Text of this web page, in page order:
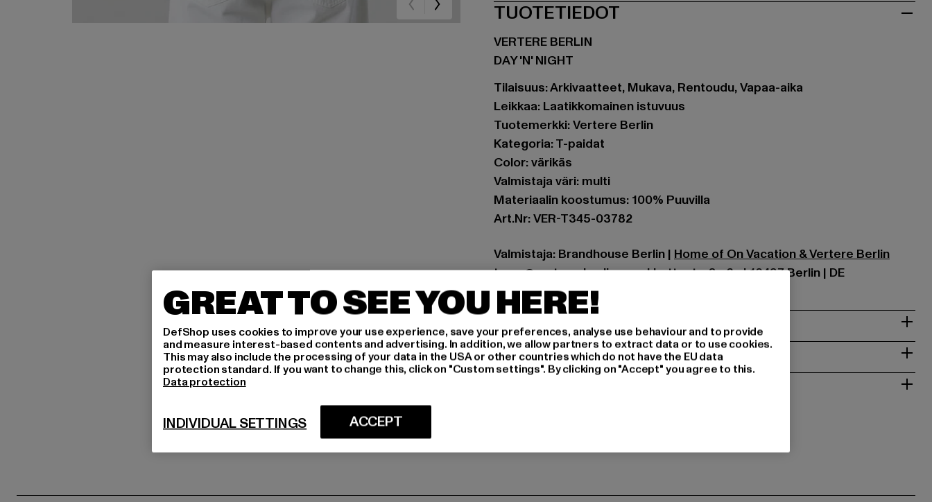
TUOTETIEDOT
VERTERE BERLIN
DAY 'N' NIGHT
Tilaisuus: Arkivaatteet, Mukava, Rentoudu, Vapaa-aika
Leikkaa: Laatikkomainen istuvuus
Tuotemerkki: Vertere Berlin
Kategoria: T-paidat
Color: värikäs
Valmistaja väri: multi
Materiaalin koostumus: 100% Puuvilla
Art.Nr: VER-T345-03782
Valmistaja: Brandhouse Berlin | Home of On Vacation & Vertere Berlin
team@vertere-berlin.com | Lettestraße 6a | 10437 Berlin | DE
MITOITUS
HOITO-OHJEET
GREAT TO SEE YOU HERE!
DefShop uses cookies to improve your use experience, save your preferences, analyse use behaviour and to provide
and measure interest-based contents and advertising. In addition, we allow partners to extract data or to use cookies.
This may also include the processing of your data in the USA or other countries which do not have the EU data
protection standard. If you want to change this, click on "Custom settings". By clicking on "Accept" you agree to this.
Data protection
ACCEPT
INDIVIDUAL SETTINGS